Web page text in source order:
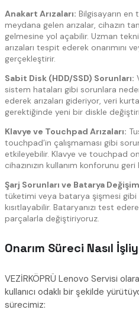
Anakart Arızaları: Bilgisayarın
meydana gelen arızalar, cihazın
gelmesine yol açabilir. Uzman
arızaları tespit ederek onarımını
gerçekleştirir.
Sabit Disk (HDD/SSD) Sorunları:
sistem hataları gibi sorunlara
ederek arızaları gideriyor, veri
gerektiğinde yeni bir diskle
Klavye ve Touchpad Arızaları:
touchpad’in çalışmaması gibi
etkileyebilir. Klavye ve touchpad
cihazınızın kullanım konforunu geri
Şarj Sorunları ve Batarya
tüketimi veya batarya şişmesi gibi
kısıtlayabilir. Bataryanızı test
parçalarla değiştiriyoruz.
Onarım Süreci Nasıl
VEZİRKÖPRÜ Lenovo Servisi
kullanıcı odaklı bir şekilde
sürecimiz: